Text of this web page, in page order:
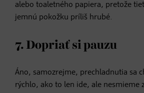
alebo toaletného papiera, pretože
jemnú pokožku príliš hrubé.
7. Dopriať si pauzu
Áno, samozrejme, prechladnutia sa
rýchlo, ako to len ide, ale nesmieme